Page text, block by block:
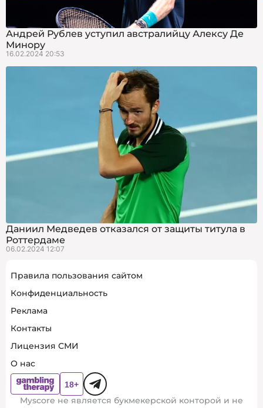
Андрей Рублев уступил австралийцу Алексу Де
Минору
16.02.2024 20:53
Даниил Медведев отказался от защиты титула в
Роттердаме
06.02.2024 12:07
Правила пользования сайтом
Конфиденциальность
Реклама
Контакты
Лицензия СМИ
О нас
Myscore не является букмекерской конторой и не